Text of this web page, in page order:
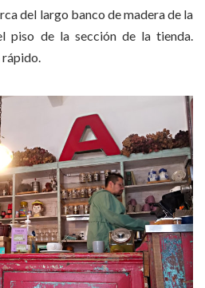
del largo banco de madera de la
piso de la sección de la tienda.
rápido.